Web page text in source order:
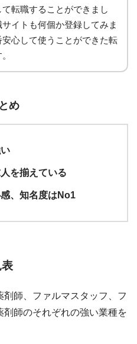
て転職することができまし
イトも何個か登録してみま
安心して使うことができた転
め
を揃えている
、知名度はNo1
師、ファルマスタッフ、フ
剤師のそれぞれの強い業種を